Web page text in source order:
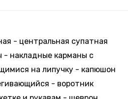
Склад:
Минск-
- +
- +
- центральная супатная
- накладные карманы с
на липучку - капюшон
- воротник